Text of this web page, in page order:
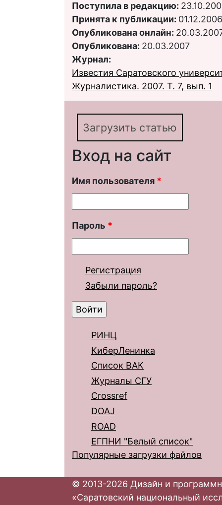
Поступила в редакцию:
Принята к публикации: 01.12.2006
Опубликована онлайн:
Опубликована: 20.03.2007
Журнал:
Известия Саратовского
Журналистика. 2007. Т. 7, вып. 1
Загрузить статью
Вход на сайт
Имя пользователя *
Пароль *
Регистрация
Забыли пароль?
РИНЦ
КиберЛенинка
Список ВАК
Журналы СГУ
Crossref
DOAJ
ROAD
ЕГПНИ "Белый список"
Популярные загрузки файлов
© 2013-2026 Дизайн и
«Саратовский национальный